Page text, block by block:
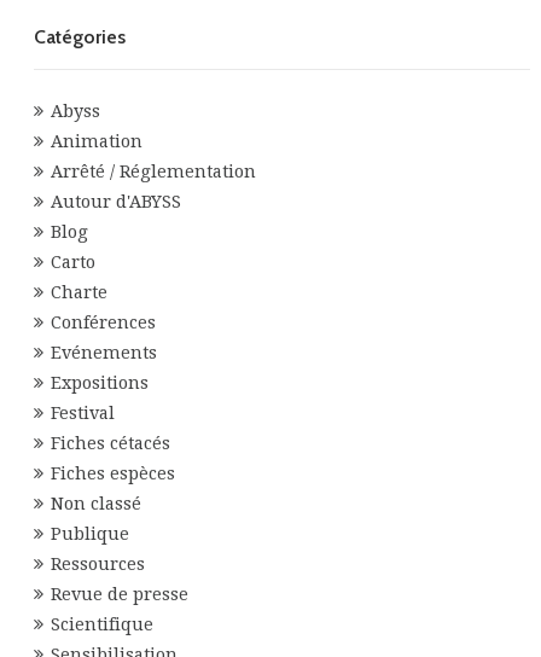
Catégories
Abyss
Animation
Arrêté / Réglementation
Autour d'ABYSS
Blog
Carto
Charte
Conférences
Evénements
Expositions
Festival
Fiches cétacés
Fiches espèces
Non classé
Publique
Ressources
Revue de presse
Scientifique